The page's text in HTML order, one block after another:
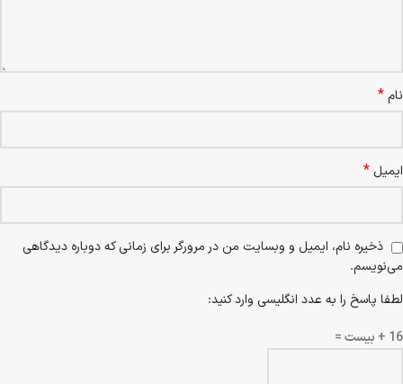
نام*
ایمیل*
ذخیره نام، ایمیل و وبسایت من در مرورگر برای زمانی که دوباره دیدگاهی
می‌نویسم.
لطفا پاسخ را به عدد انگلیسی وارد کنید:
16 + بیست =